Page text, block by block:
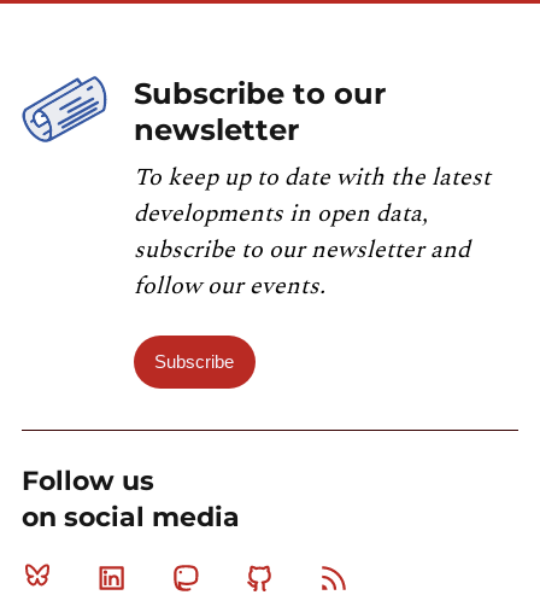
Subscribe to our
newsletter
To keep up to date with the latest
developments in open data,
subscribe to our newsletter and
follow our events.
Subscribe
Follow us
on social media
Bluesky Linkedin MastodonGithub